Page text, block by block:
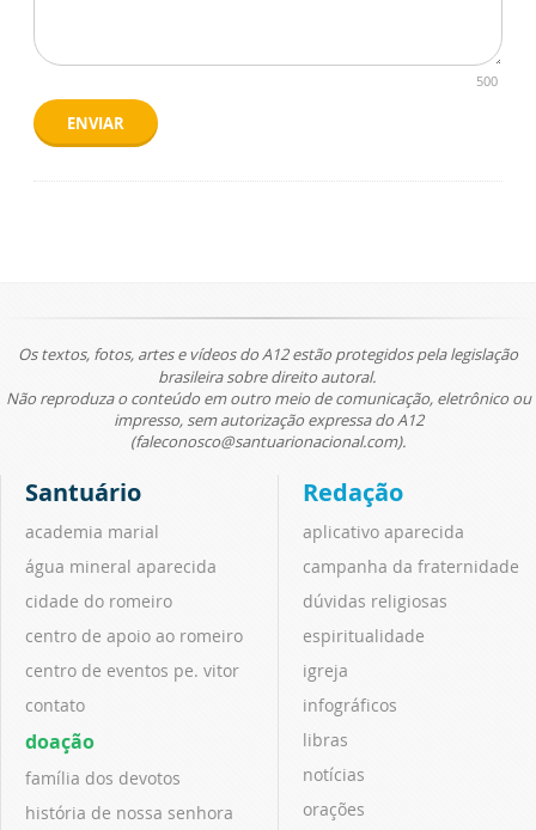
500
ENVIAR
Os textos, fotos, artes e vídeos do A12 estão protegidos pela legislação
brasileira sobre direito autoral.
Não reproduza o conteúdo em outro meio de comunicação, eletrônico ou
impresso, sem autorização expressa do A12
(faleconosco@santuarionacional.com).
Santuário
academia marial
água mineral aparecida
cidade do romeiro
centro de apoio ao romeiro
centro de eventos pe. vitor
contato
doação
família dos devotos
história de nossa senhora
Redação
aplicativo aparecida
campanha da fraternidade
dúvidas religiosas
espiritualidade
igreja
infográficos
libras
notícias
orações